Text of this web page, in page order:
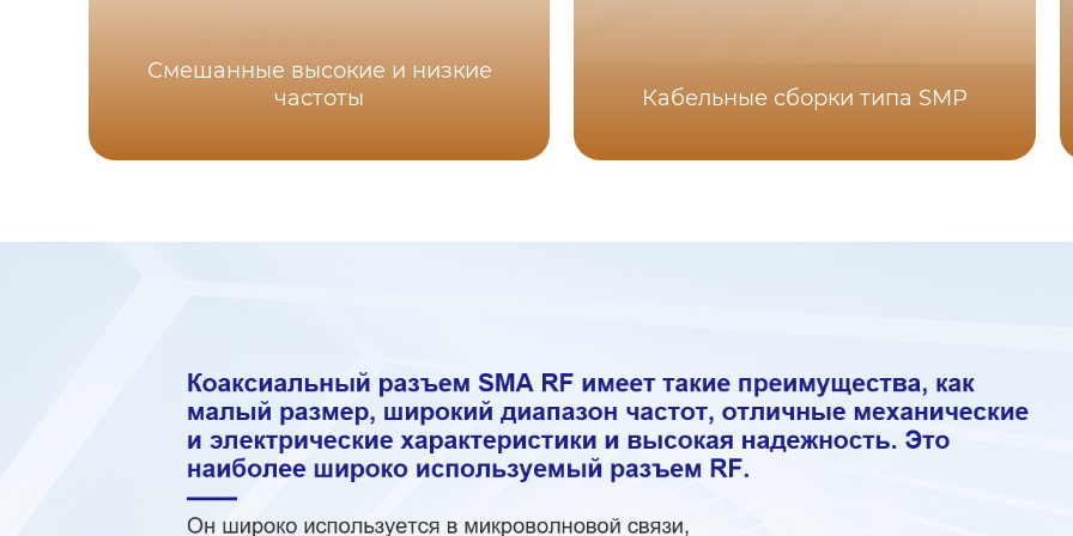
Смешанные высокие и низкие
частоты
Кабельные сборки типа SMP